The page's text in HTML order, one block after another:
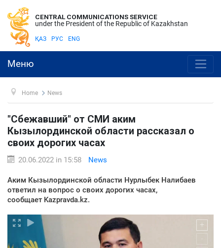
CENTRAL COMMUNICATIONS SERVICE
under the President of the Republic of Kazakhstan
ҚАЗ РУС ENG
Меню
Home News
"Сбежавший" от СМИ аким
Кызылординской области рассказал о
своих дорогих часах
20.06.2022 in 15:58 News
Аким Кызылординской области Нурлыбек Налибаев
ответил на вопрос о своих дорогих часах,
сообщает Kazpravda.kz.